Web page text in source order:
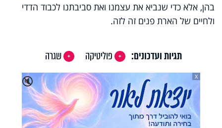
בהן, אלא כדי שנביא את עצמנו ואת סביבתנו לכבוד הדדי
ולחיים של הארת פנים זה לזה.
תגיות ועדכונים: פוליטיקה
שגרה
🔇
X